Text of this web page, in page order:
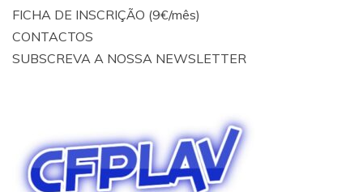
FICHA DE INSCRIÇÃO (9€/mês)
CONTACTOS
SUBSCREVA A NOSSA NEWSLETTER